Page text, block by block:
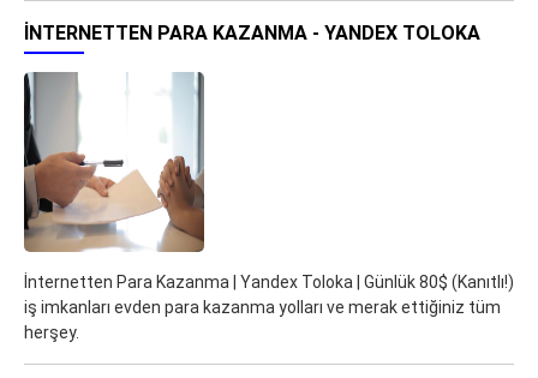
İNTERNETTEN PARA KAZANMA - YANDEX TOLOKA
İnternetten Para Kazanma | Yandex Toloka | Günlük 80$ (Kanıtlı!)
iş imkanları evden para kazanma yolları ve merak ettiğiniz tüm
herşey.